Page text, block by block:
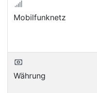
Mobilfunknetz
Währung